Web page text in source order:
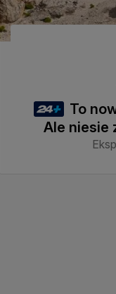
To
Ale niesie